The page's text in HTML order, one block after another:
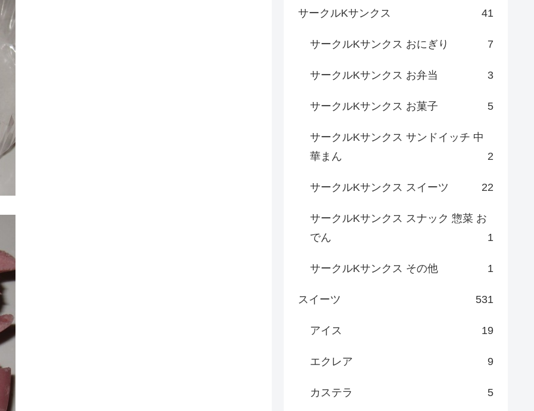
サークルKサンクス 41
サークルKサンクス おにぎり 7
サークルKサンクス お弁当 3
サークルKサンクス お菓子 5
サークルKサンクス サンドイッチ 中
華まん
2
サークルKサンクス スイーツ 22
サークルKサンクス スナック 惣菜 お
でん
1
サークルKサンクス その他 1
スイーツ 531
アイス 19
エクレア 9
カステラ 5